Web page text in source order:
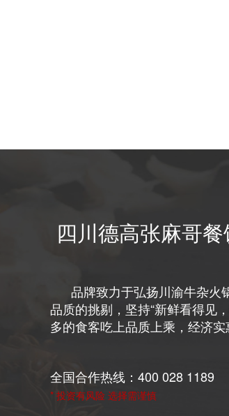
四川德高张麻哥
品牌致力于弘扬川渝牛杂火
品质的挑剔，坚持“新鲜看得见
多的食客吃上品质上乘，经济实
全国合作热线：400 028 1189
* 投资有风险 选择需谨慎